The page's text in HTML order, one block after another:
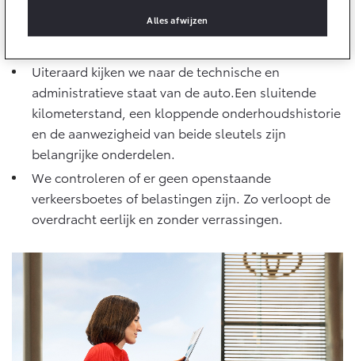
BATTERIJ-ELEKTRISCH
Vanaf € 39.995,-
BATTERIJ-ELEKTRISCH
Vanaf € 48.995,-
Vanaf € 76.695,-
Proace City (excl. BTW)
ELEKTRISCH
Vanaf € 27.945,-
een leasecontract of financiering eerst afgelost of
Uiteraard kijken we naar de technische en
administratieve staat van de auto.Een sluitende
kilometerstand, een kloppende onderhoudshistorie
en de aanwezigheid van beide sleutels zijn
belangrijke onderdelen.
We controleren of er geen openstaande
verkeersboetes of belastingen zijn. Zo verloopt de
overdracht eerlijk en zonder verrassingen.
Alles afwijzen